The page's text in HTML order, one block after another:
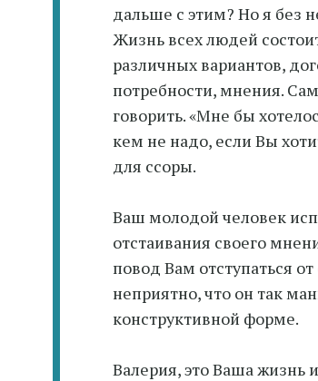
дальше с этим? Но я без
Жизнь всех людей
различных вариантов,
потребности, мнения.
говорить. «Мне бы
кем не надо, если Вы
для ссоры.
Ваш молодой человек
отстаивания своего
повод Вам отступаться
неприятно, что он так
конструктивной форме.
Валерия, это Ваша жизнь